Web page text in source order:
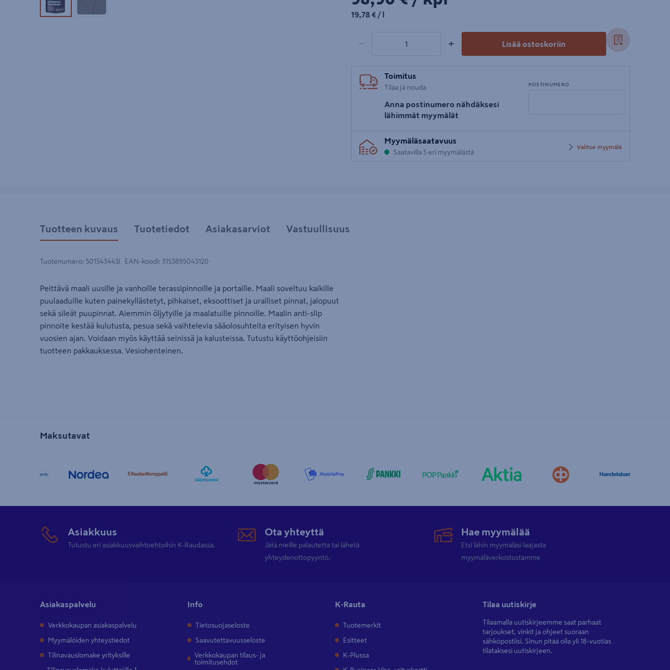
Tuotekuva 1
19,78€/l
19,78 € / l
− + Lisää ostoskoriin
Toimitus
Tilaa ja nouda
Anna postinumero nähdäksesi
lähimmät myymälät
POSTINUMERO
postinumero
Myymäläsaatavuus
Saatavilla 5 eri myymälästä
Valitse myymälä
Tuotteen kuvaus Tuotetiedot Asiakasarviot Vastuullisuus
Tuotenumero: 501543443 EAN-koodi: 3153895043120
Peittävä maali uusille ja vanhoille terassipinnoille ja portaille. Maali soveltuu kaikille
puulaaduille kuten painekyllästetyt, pihkaiset, eksoottiset ja uralliset pinnat, jalopuut
sekä sileät puupinnat. Aiemmin öljytyille ja maalatuille pinnoille. Maalin anti-slip
pinnoite kestää kulutusta, pesua sekä vaihtelevia sääolosuhteita erityisen hyvin
vuosien ajan. Voidaan myös käyttää seinissä ja kalusteissa. Tutustu käyttöohjeisiin
tuotteen pakkauksessa. Vesiohenteinen.
Maksutavat
Asiakkuus
Tutustu eri asiakkuusvaihtoehtoihin K-Raudassa.
Ota yhteyttä
Jätä meille palautetta tai lähetä
yhteydenottopyyntö.
Hae myymälää
Etsi lähin myymäläsi laajasta
myymäläverkostostamme
Asiakaspalvelu
Verkkokaupan asiakaspalvelu
Myymälöiden yhteystiedot
Tilinavauslomake yrityksille
Info
Tietosuojaseloste
Saavutettavuusseloste
Verkkokaupan tilaus- ja
toimitusehdot
K-Rauta
Tuotemerkit
Esitteet
K-Plussa
Tilaa uutiskirje
Tilaamalla uutiskirjeemme saat parhaat
tarjoukset, vinkit ja ohjeet suoraan
sähköpostiisi. Sinun pitää olla yli 18-vuotias
tilataksesi uutiskirjeen.